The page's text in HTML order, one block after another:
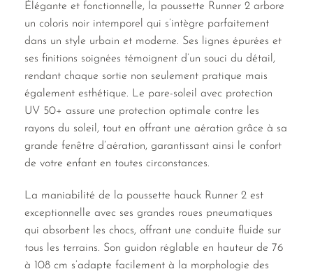
Élégante et fonctionnelle, la poussette Runner 2 arbore
un coloris noir intemporel qui s’intègre parfaitement
dans un style urbain et moderne. Ses lignes épurées et
ses finitions soignées témoignent d’un souci du détail,
rendant chaque sortie non seulement pratique mais
également esthétique. Le pare-soleil avec protection
UV 50+ assure une protection optimale contre les
rayons du soleil, tout en offrant une aération grâce à sa
grande fenêtre d’aération, garantissant ainsi le confort
de votre enfant en toutes circonstances.
La maniabilité de la poussette hauck Runner 2 est
exceptionnelle avec ses grandes roues pneumatiques
qui absorbent les chocs, offrant une conduite fluide sur
tous les terrains. Son guidon réglable en hauteur de 76
à 108 cm s’adapte facilement à la morphologie des